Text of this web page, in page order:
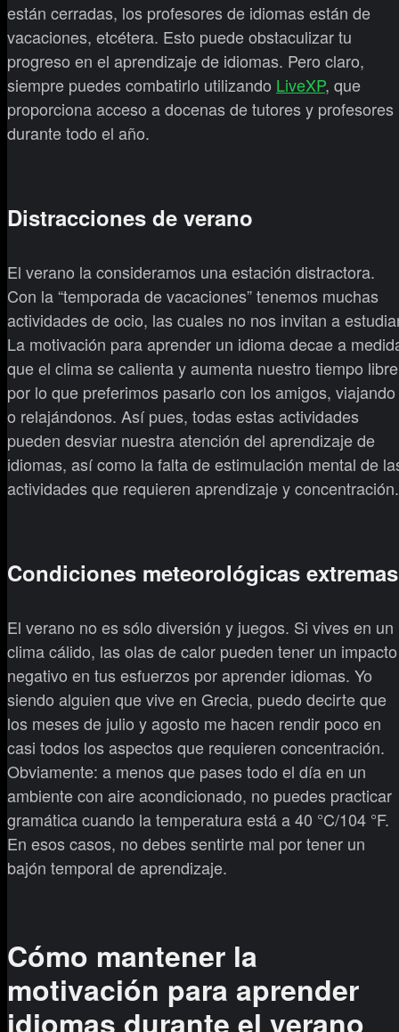
están cerradas, los profesores de idiomas están de
vacaciones, etcétera. Esto puede obstaculizar tu
progreso en el aprendizaje de idiomas. Pero claro,
siempre puedes combatirlo utilizando LiveXP, que
proporciona acceso a docenas de tutores y profesores
durante todo el año.
Distracciones de verano
El verano la consideramos una estación distractora.
Con la “temporada de vacaciones” tenemos muchas
actividades de ocio, las cuales no nos invitan a
La motivación para aprender un idioma decae a
que el clima se calienta y aumenta nuestro tiempo
por lo que preferimos pasarlo con los amigos, viajando
o relajándonos. Así pues, todas estas actividades
pueden desviar nuestra atención del aprendizaje de
idiomas, así como la falta de estimulación mental de
actividades que requieren aprendizaje y concentración.
Condiciones meteorológicas extremas
El verano no es sólo diversión y juegos. Si vives en un
clima cálido, las olas de calor pueden tener un impacto
negativo en tus esfuerzos por aprender idiomas. Yo
siendo alguien que vive en Grecia, puedo decirte que
los meses de julio y agosto me hacen rendir poco en
casi todos los aspectos que requieren concentración.
Obviamente: a menos que pases todo el día en un
ambiente con aire acondicionado, no puedes practicar
gramática cuando la temperatura está a 40 °C/104 °F.
En esos casos, no debes sentirte mal por tener un
bajón temporal de aprendizaje.
Cómo mantener la
motivación para aprender
idiomas durante el verano